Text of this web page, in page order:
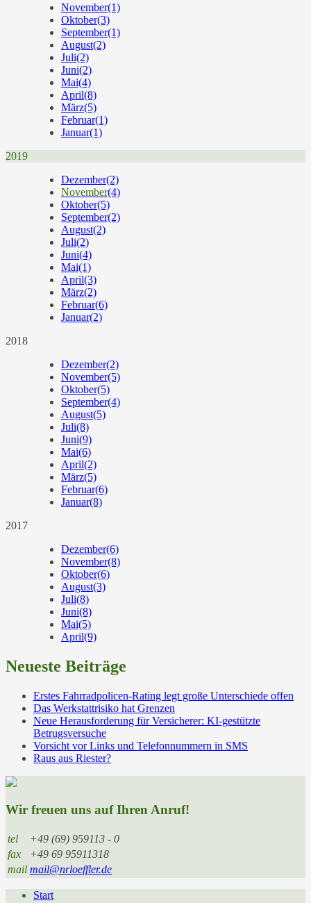
November(1)
Oktober(3)
September(1)
August(2)
Juli(2)
Juni(2)
Mai(4)
April(8)
März(5)
Februar(1)
Januar(1)
2019
Dezember(2)
November(4)
Oktober(5)
September(2)
August(2)
Juli(2)
Juni(4)
Mai(1)
April(3)
März(2)
Februar(6)
Januar(2)
2018
Dezember(2)
November(5)
Oktober(5)
September(4)
August(5)
Juli(8)
Juni(9)
Mai(6)
April(2)
März(5)
Februar(6)
Januar(8)
2017
Dezember(6)
November(8)
Oktober(6)
August(3)
Juli(8)
Juni(8)
Mai(5)
April(9)
Neueste Beiträge
Erstes Fahrradpolicen-Rating legt große Unterschiede offen
Das Werkstattrisiko hat Grenzen
Neue Herausforderung für Versicherer: KI-gestützte
Betrugsversuche
Vorsicht vor Links und Telefonnummern in SMS
Raus aus Riester?
Wir freuen uns auf Ihren Anruf!
tel
+49 (69) 959113 - 0
fax
+49 69 95911318
mail mail@nrloeffler.de
Start